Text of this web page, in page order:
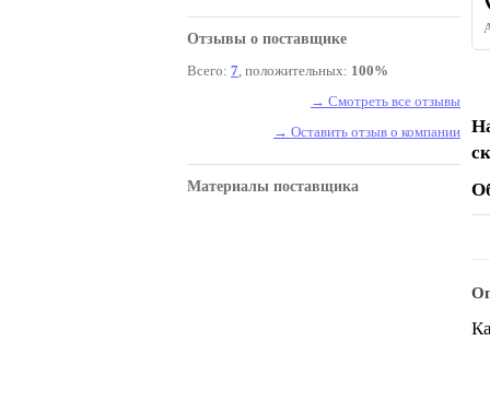
Отзывы о поставщике
Всего: 7, положительных: 100%
→ Смотреть все отзывы
→ Оставить отзыв о компании
Материалы поставщика